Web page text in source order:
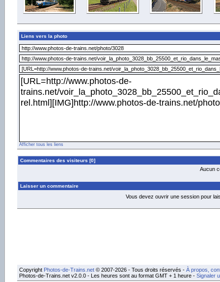
Liens vers la photo
Afficher tous les liens
Commentaires des visiteurs [0]
Aucun
Laisser un commentaire
Vous devez ouvrir une session pour
Copyright Photos-de-Trains.net © 2007-2026 - Tous droits réservés - À propos,
Photos-de-Trains.net v2.0.0 - Les heures sont au format GMT + 1 heure - Signaler